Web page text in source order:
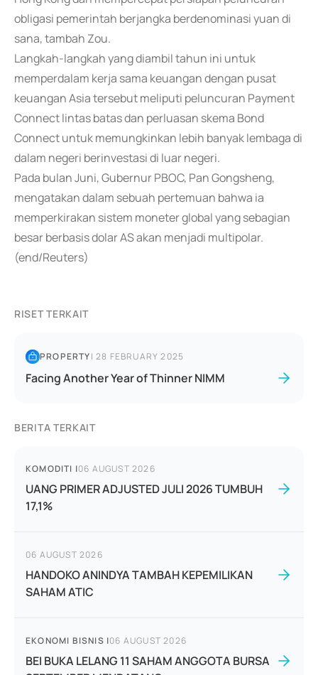
obligasi pemerintah berjangka berdenominasi yuan di
sana, tambah Zou.
Langkah-langkah yang diambil tahun ini untuk
memperdalam kerja sama keuangan dengan pusat
keuangan Asia tersebut meliputi peluncuran Payment
Connect lintas batas dan perluasan skema Bond
Connect untuk memungkinkan lebih banyak lembaga di
dalam negeri berinvestasi di luar negeri.
Pada bulan Juni, Gubernur PBOC, Pan Gongsheng,
mengatakan dalam sebuah pertemuan bahwa ia
memperkirakan sistem moneter global yang sebagian
besar berbasis dolar AS akan menjadi multipolar.
(end/Reuters)
RISET TERKAIT
PROPERTY|28 FEBRUARY 2025
Facing Another Year of Thinner NIMM
BERITA TERKAIT
KOMODITI |06 AUGUST 2026
UANG PRIMER ADJUSTED JULI 2026 TUMBUH
17,1%
06 AUGUST 2026
HANDOKO ANINDYA TAMBAH KEPEMILIKAN
SAHAM ATIC
EKONOMI BISNIS |06 AUGUST 2026
BEI BUKA LELANG 11 SAHAM ANGGOTA BURSA